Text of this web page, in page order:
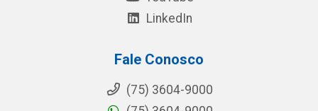
LinkedIn
Fale Conosco
(75) 3604-9000